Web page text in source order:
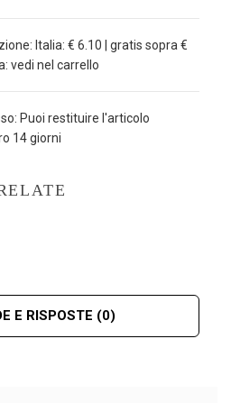
Italia: € 6.10 | gratis sopra €
vedi nel carrello
Puoi restituire l'articolo
14 giorni
E RISPOSTE (0)